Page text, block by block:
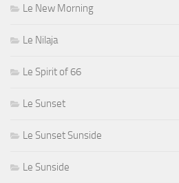
Le New Morning
Le Nilaja
Le Spirit of 66
Le Sunset
Le Sunset Sunside
Le Sunside